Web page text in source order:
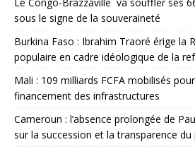
sous le signe de la souveraineté
Burkina Faso : Ibrahim Traoré érige la
populaire en cadre idéologique de la
Mali : 109 milliards FCFA mobilisés
financement des infrastructures
Cameroun : l’absence prolongée de
sur la succession et la transparence